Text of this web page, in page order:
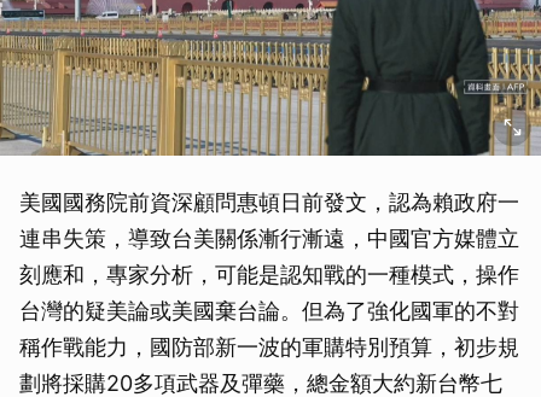
美國國務院前資深顧問惠頓日前發文，認為賴政府一
連串失策，導致台美關係漸行漸遠，中國官方媒體立
刻應和，專家分析，可能是認知戰的一種模式，操作
台灣的疑美論或美國棄台論。但為了強化國軍的不對
稱作戰能力，國防部新一波的軍購特別預算，初步規
劃將採購20多項武器及彈藥，總金額大約新台幣七